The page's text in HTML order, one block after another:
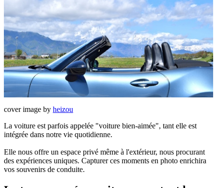
cover image by heizou
La voiture est parfois appelée "voiture bien-aimée", tant elle est
intégrée dans notre vie quotidienne.
Elle nous offre un espace privé même à l'extérieur, nous procurant
des expériences uniques. Capturer ces moments en photo enrichira
vos souvenirs de conduite.